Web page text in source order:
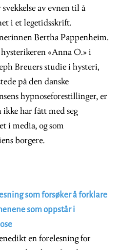
av evnen til å
i et legetidsskrift.
Bertha Pappenheim.
«Anna O.» i
Breuers studie i hysteri,
på den danske
hypnoseforestillinger, er
har fått med seg
i media, og som
borgere.
som forsøker å forklare
som oppstår i
en forelesning for